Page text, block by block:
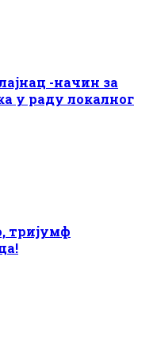
-начин за
у раду локалног
тријумф